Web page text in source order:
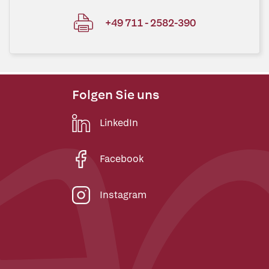
+49 711 - 2582-390
Folgen Sie uns
LinkedIn
Facebook
Instagram